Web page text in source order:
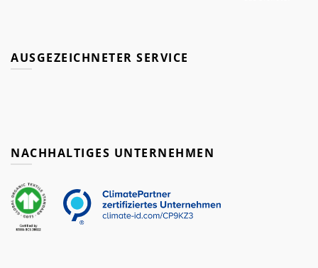
AUSGEZEICHNETER SERVICE
NACHHALTIGES UNTERNEHMEN